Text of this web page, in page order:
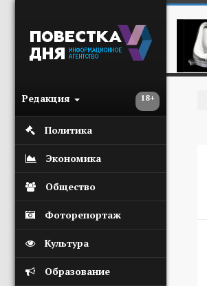
18+
Редакция
Политика
Экономика
Общество
Фоторепортаж
Культура
Образование